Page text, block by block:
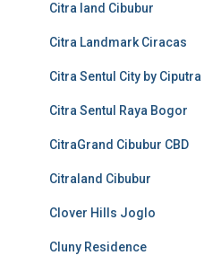
Citra land Cibubur
Citra Landmark Ciracas
Citra Sentul City by Ciputra
Citra Sentul Raya Bogor
CitraGrand Cibubur CBD
Citraland Cibubur
Clover Hills Joglo
Cluny Residence